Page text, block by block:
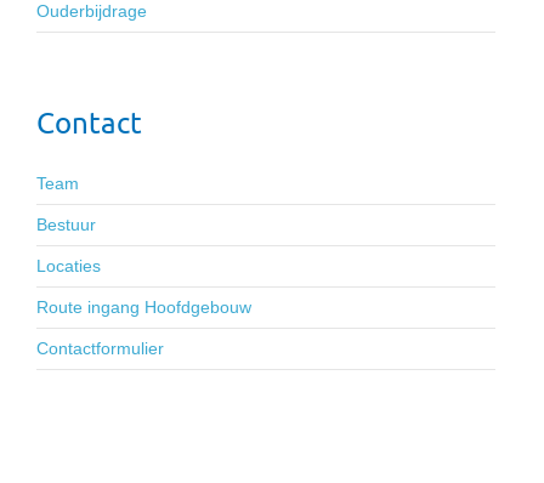
Ouderbijdrage
Contact
Team
Bestuur
Locaties
Route ingang Hoofdgebouw
Contactformulier